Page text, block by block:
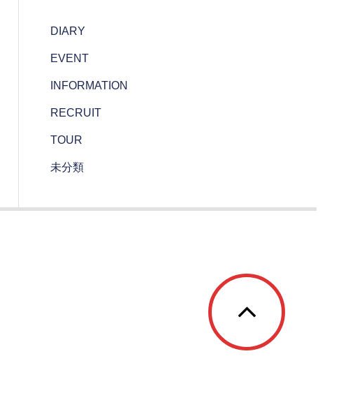
DIARY
EVENT
INFORMATION
RECRUIT
TOUR
未分類